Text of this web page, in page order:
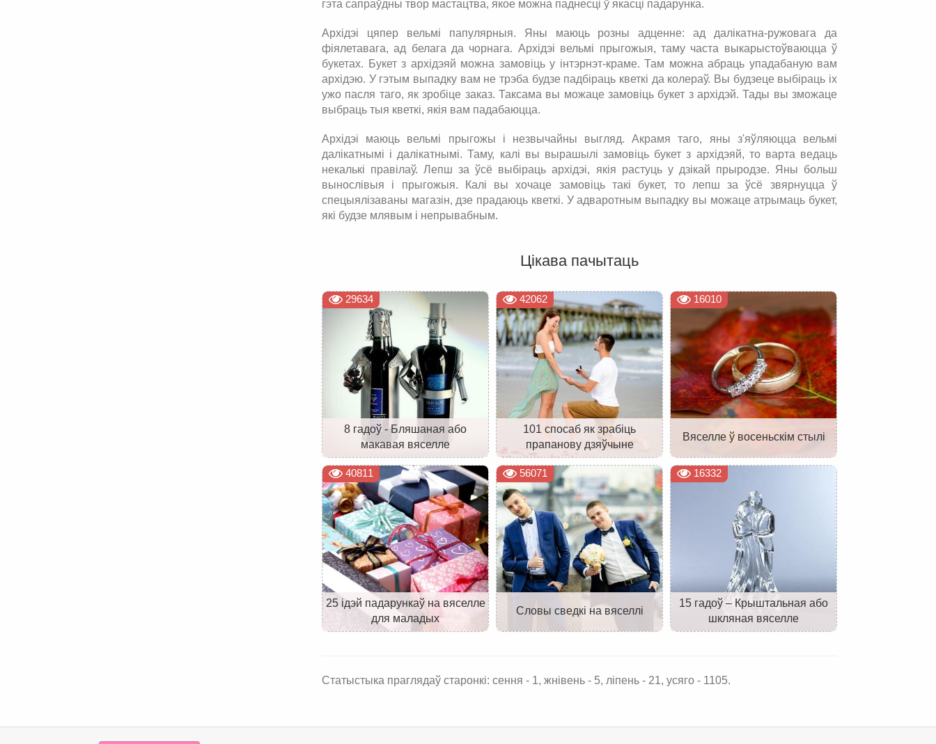
гэта сапраўдны твор мастацтва, якое можна паднесці ў якасці падарунка.
Архідэі цяпер вельмі папулярныя. Яны маюць розны адценне: ад далікатна-ружовага да
фіялетавага, ад белага да чорнага. Архідэі вельмі прыгожыя, таму часта выкарыстоўваюцца ў
букетах. Букет з архідэяй можна замовіць у інтэрнэт-краме. Там можна абраць упадабаную вам
архідэю. У гэтым выпадку вам не трэба будзе падбіраць кветкі да колераў. Вы будзеце выбіраць іх
ужо пасля таго, як зробіце заказ. Таксама вы можаце замовіць букет з архідэй. Тады вы зможаце
выбраць тыя кветкі, якія вам падабаюцца.
Архідэі маюць вельмі прыгожы і незвычайны выгляд. Акрамя таго, яны з'яўляюцца вельмі
далікатнымі і далікатнымі. Таму, калі вы вырашылі замовіць букет з архідэяй, то варта ведаць
некалькі правілаў. Лепш за ўсё выбіраць архідэі, якія растуць у дзікай прыродзе. Яны больш
вынослівыя і прыгожыя. Калі вы хочаце замовіць такі букет, то лепш за ўсё звярнуцца ў
спецыялізаваны магазін, дзе прадаюць кветкі. У адваротным выпадку вы можаце атрымаць букет,
які будзе млявым і непрывабным.
Цікава пачытаць
29634
8 гадоў - Бляшаная або
макавая вяселле
42062
101 спосаб як зрабіць
прапанову дзяўчыне
16010
Вяселле ў восеньскім стылі
40811
25 ідэй падарункаў на вяселле
для маладых
56071
Словы сведкі на вяселлі
16332
15 гадоў – Крыштальная або
шкляная вяселле
Статыстыка праглядаў старонкі: сення - 1, жнівень - 5, ліпень - 21, усяго - 1105.